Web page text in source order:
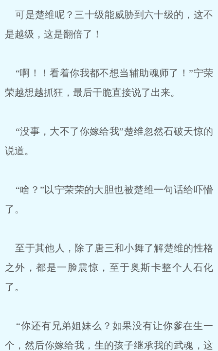
可是楚维呢？三十级能威胁到六十级的，这不
是越级，这是翻倍了！
“啊！！看着你我都不想当辅助魂师了！”宁荣
荣越想越抓狂，最后干脆直接说了出来。
“没事，大不了你嫁给我”楚维忽然石破天惊的
说道。
“啥？”以宁荣荣的大胆也被楚维一句话给吓懵
了。
至于其他人，除了唐三和小舞了解楚维的性格
之外，都是一脸震惊，至于奥斯卡整个人石化
了。
“你还有兄弟姐妹么？如果没有让你爹在生一
个，然后你嫁给我，生的孩子继承我的武魂，这